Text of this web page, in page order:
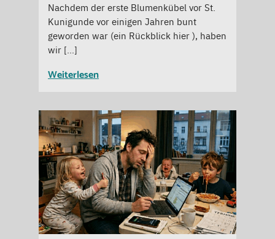
Nachdem der erste Blumenkübel vor St.
Kunigunde vor einigen Jahren bunt
geworden war (ein Rückblick hier ), haben
wir […]
Weiterlesen